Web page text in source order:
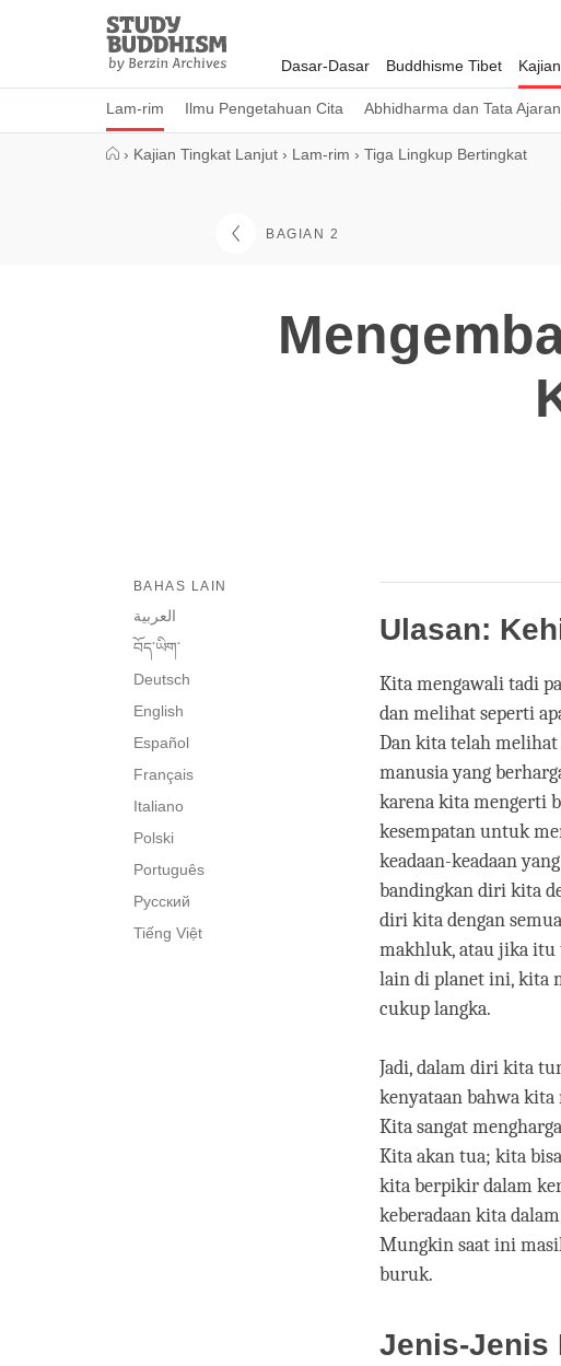
Study
Buddhism
Home
Dasar-Dasar Buddhisme Tibet
Lam-rim Ilmu Pengetahuan Cita Abhidharma dan Tata Ajaran
› Kajian Tingkat Lanjut › Lam-rim › Tiga Lingkup Bertingkat
BAGIAN 2
BAHAS LAIN
العربية
བོད་ཡིག་
Deutsch
English
Español
Français
Italiano
Polski
Português
Русский
Tiếng Việt
Ulasan:
Kita mengawali tadi
dan melihat seperti
Dan kita telah
manusia yang
karena kita mengerti
kesempatan untuk
keadaan-keadaan
bandingkan diri kita
diri kita dengan
makhluk, atau jika itu
lain di planet ini, kita
cukup langka.
Jadi, dalam diri kita
kenyataan bahwa
Kita sangat
Kita akan tua; kita
kita berpikir dalam
keberadaan kita
Mungkin saat ini
buruk.
Jenis-Jenis